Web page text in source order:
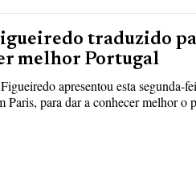
traduzido
melhor Portugal
apresentou esta segunda-
para dar a conhecer melhor o